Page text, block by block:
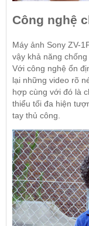
Công nghệ
Máy ảnh Sony ZV-
vậy khả năng
Với công nghệ ổn
lại những video rõ
hợp cùng với đó là
thiểu tối đa hiện
tay thủ công.